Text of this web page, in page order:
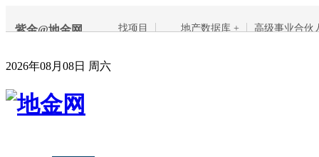
紫金@地金网 找项目 地产数据库 + 高级事业合伙
2026年08月08日 周六